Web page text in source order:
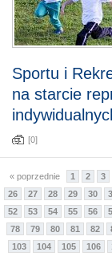
Sportu i
na starcie
[0]
« poprzednie 1 2 3
26
27 28 29 30
52
53 54 55 56
78
79 80 81 82
103
104 105 106